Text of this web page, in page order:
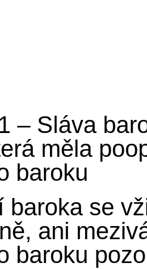
– Sláva
měla
baroku
baroka se
ani
baroku